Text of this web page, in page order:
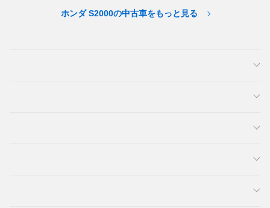
ホンダ S2000の中古車をもっと見る